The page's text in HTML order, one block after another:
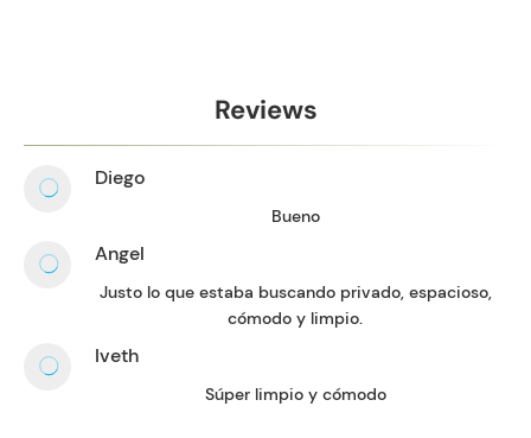
Reviews
Diego
Bueno
Angel
Justo lo que estaba buscando privado, espacioso,
cómodo y limpio.
Iveth
Súper limpio y cómodo